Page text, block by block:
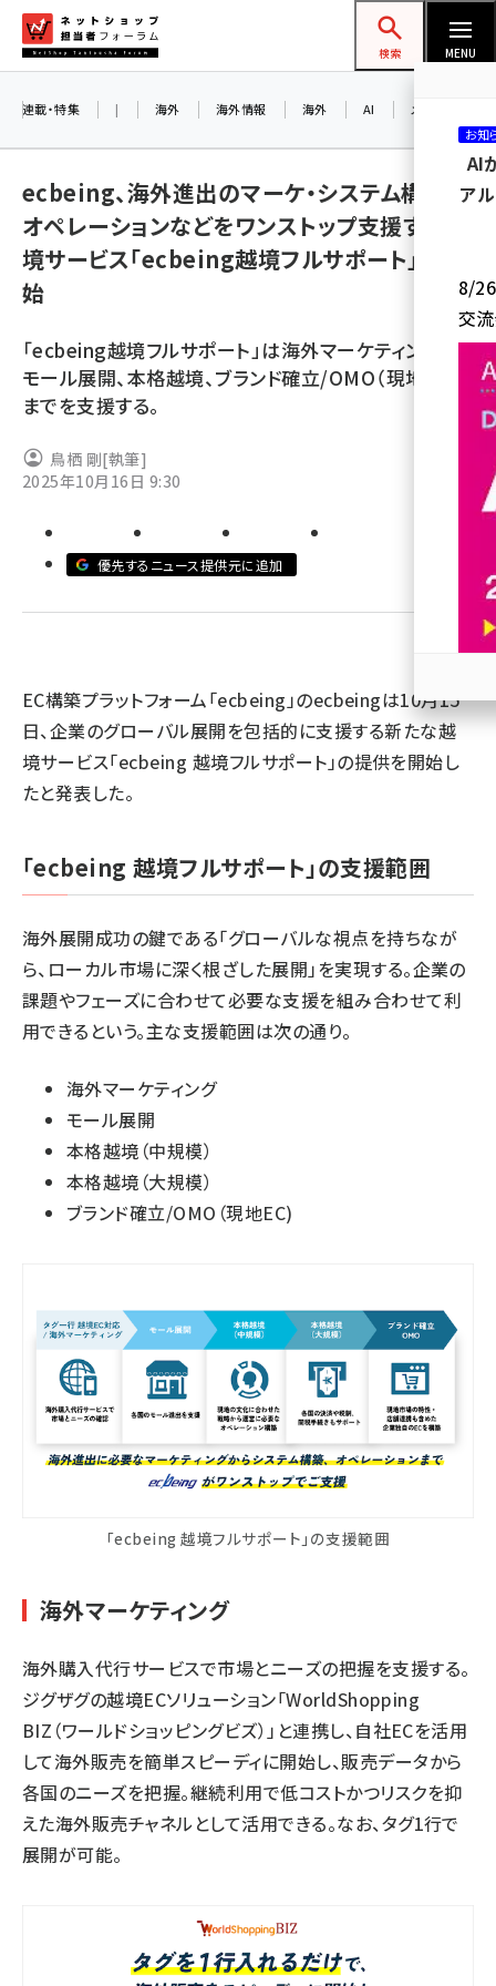
ン
ネットショップ担当者フォーラム
検索 MENU
amazon (2260)
ecbeing (1213)
アスクル (1126)
base (1085)
ビィ・フォアード (786)
revico (746)
連載・特集 | 海外 海外情報 海外 AI メタバース
ecbeing、海外進出のマーケ・システム構築・
オペレーションなどをワンストップ支援する越
境サービス「ecbeing越境フルサポート」を開
始
「ecbeing越境フルサポート」は海外マーケティング、
モール展開、本格越境、ブランド確立/OMO（現地EC)
までを支援する。
鳥栖 剛[執筆]
2025年10月16日 9:30
優先するニュース提供元に追加
EC構築プラットフォーム「ecbeing」のecbeingは10月15
日、企業のグローバル展開を包括的に支援する新たな越
境サービス「ecbeing 越境フルサポート」の提供を開始し
たと発表した。
「ecbeing 越境フルサポート」の支援範囲
海外展開成功の鍵である「グローバルな視点を持ちなが
ら、ローカル市場に深く根ざした展開」を実現する。企業の
課題やフェーズに合わせて必要な支援を組み合わせて利
用できるという。主な支援範囲は次の通り。
海外マーケティング
モール展開
本格越境（中規模）
本格越境（大規模）
ブランド確立/OMO（現地EC)
「ecbeing 越境フルサポート」の支援範囲
海外マーケティング
海外購入代行サービスで市場とニーズの把握を支援する。
ジグザグの越境ECソリューション「WorldShopping
BIZ（ワールドショッピングビズ）」と連携し、自社ECを活用
して海外販売を簡単スピーディに開始し、販売データから
各国のニーズを把握。継続利用で低コストかつリスクを抑
えた海外販売チャネルとして活用できる。なお、タグ1行で
展開が可能。
お知
AI
ア
8/26
交
参